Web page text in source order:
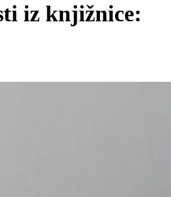
iz knjižnice: